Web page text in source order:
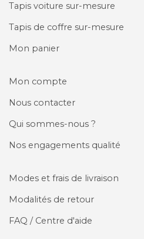
Tapis voiture sur-mesure
Tapis de coffre sur-mesure
Mon panier
Mon compte
Nous contacter
Qui sommes-nous ?
Nos engagements qualité
Modes et frais de livraison
Modalités de retour
FAQ / Centre d'aide